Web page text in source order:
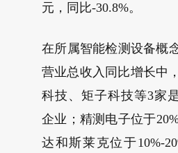
元，同比-30.8%。
在所属智能检测设备概
营业总收入同比增长中
科技、矩子科技等3家
企业；精测电子位于
达和斯莱克位于10%-